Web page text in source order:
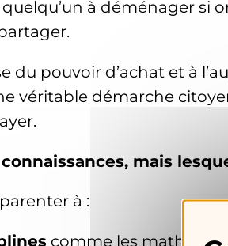
à déménager si
du pouvoir d’achat et à
véritable démarche
mais
à :
comme les